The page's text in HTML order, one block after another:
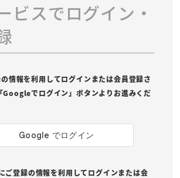
ビスでログイン・
情報を利用してログインまたは会員登録さ
Googleでログイン」ボタンよりお進みくだ
登録の情報を利用してログインまたは会